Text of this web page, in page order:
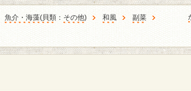
魚介・海藻(貝類 ： その他) 和風
副菜